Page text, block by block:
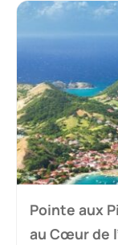
Pointe aux
au Cœur de